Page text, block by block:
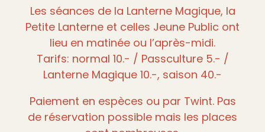
Les séances de la Lanterne Magique, la
Petite Lanterne et celles Jeune Public ont
lieu en matinée ou l’après-midi.
Tarifs: normal 10.- / Passculture 5.- /
Lanterne Magique 10.-, saison 40.-
Paiement en espèces ou par Twint. Pas
de réservation possible mais les places